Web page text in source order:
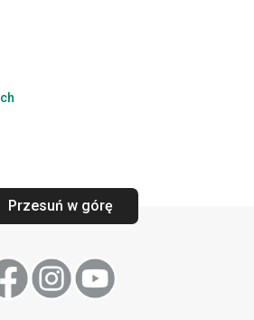
CLUB
Przesuń w górę